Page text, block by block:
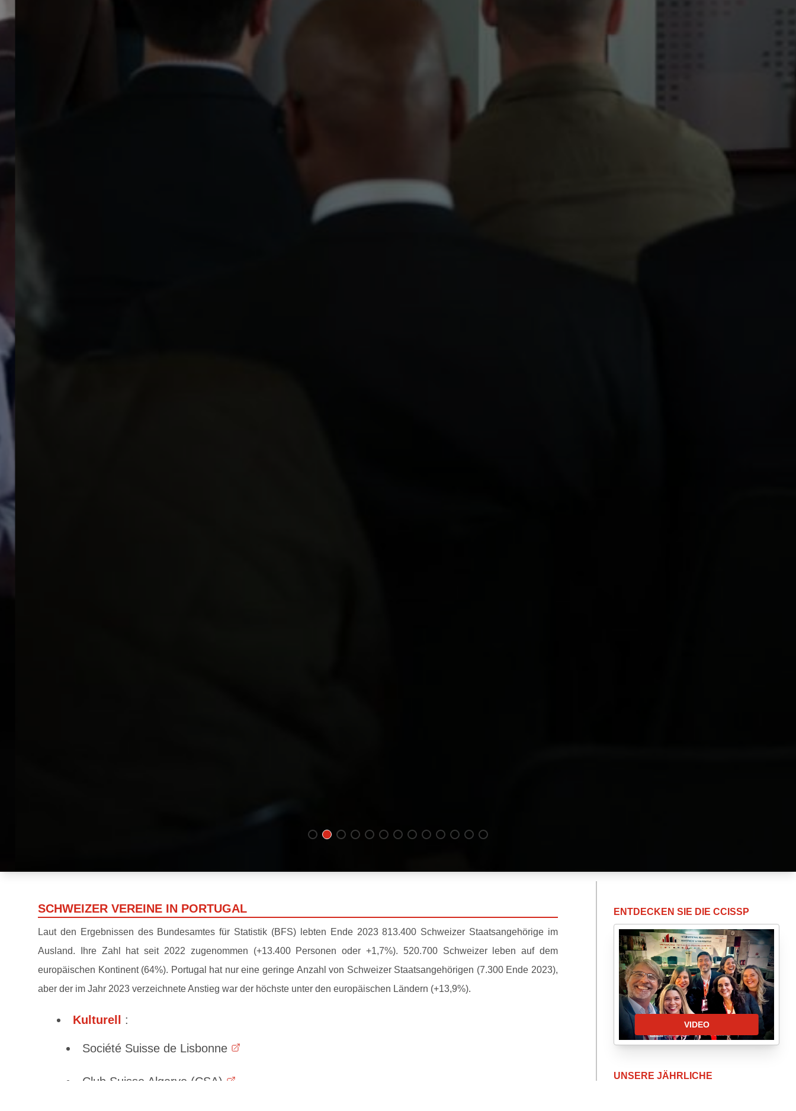
SCHWEIZER VEREINE IN PORTUGAL
Laut den Ergebnissen des Bundesamtes für Statistik (BFS) lebten Ende 2023 813.400 Schweizer Staatsangehörige im
Ausland. Ihre Zahl hat seit 2022 zugenommen (+13.400 Personen oder +1,7%). 520.700 Schweizer leben auf dem
europäischen Kontinent (64%). Portugal hat nur eine geringe Anzahl von Schweizer Staatsangehörigen (7.300 Ende 2023),
aber der im Jahr 2023 verzeichnete Anstieg war der höchste unter den europäischen Ländern (+13,9%).
Kulturell :
Société Suisse de Lisbonne
Club Suisse Algarve (CSA)
ENTDECKEN SIE DIE CCISSP
VIDEO
UNSERE JÄHRLICHE